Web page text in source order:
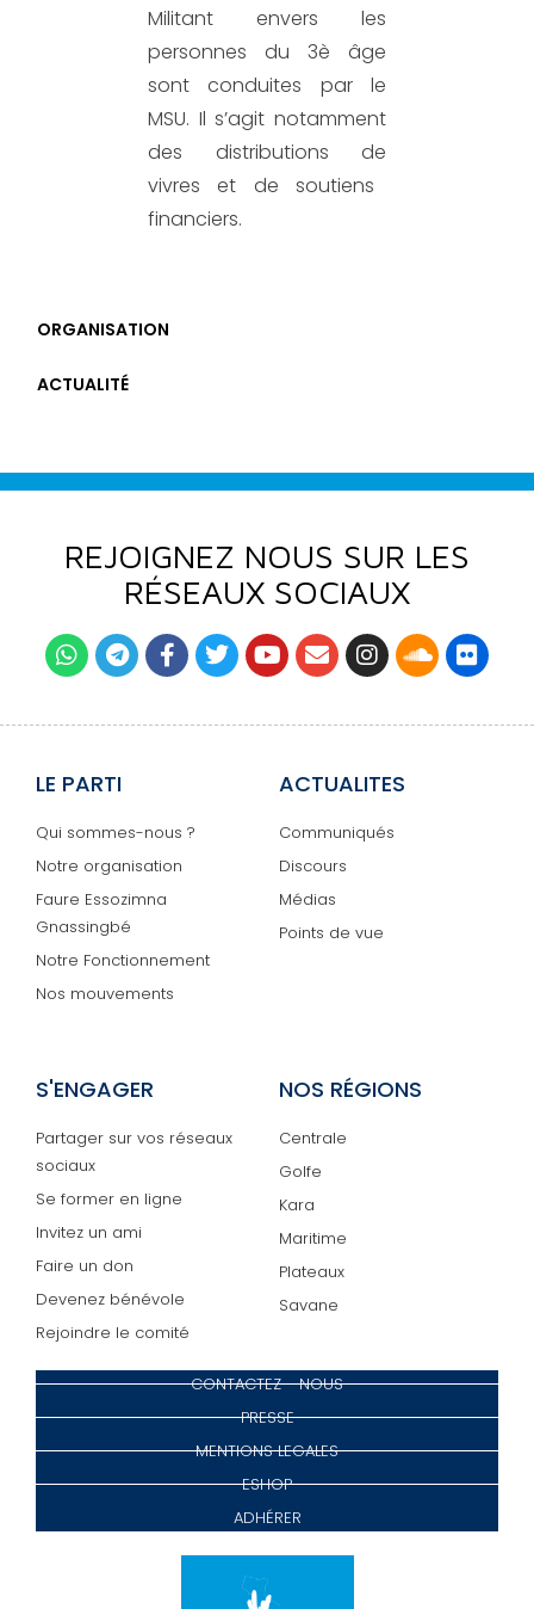
Militant envers les
personnes du 3è âge
sont conduites par le
MSU. Il s’agit notamment
des distributions de
vivres et de soutiens
financiers.
ORGANISATION
ACTUALITÉ
REJOIGNEZ NOUS SUR LES
RÉSEAUX SOCIAUX
LE PARTI
Qui sommes-nous ?
Notre organisation
Faure Essozimna
Gnassingbé
Notre Fonctionnement
Nos mouvements
ACTUALITES
Communiqués
Discours
Médias
Points de vue
S'ENGAGER
Partager sur vos réseaux
sociaux
Se former en ligne
Invitez un ami
Faire un don
Devenez bénévole
Rejoindre le comité
NOS RÉGIONS
Centrale
Golfe
Kara
Maritime
Plateaux
Savane
CONTACTEZ - NOUS
PRESSE
MENTIONS LEGALES
ESHOP
ADHÉRER